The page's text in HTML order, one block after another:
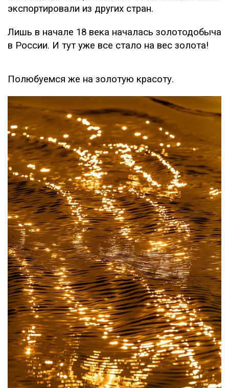
экспортировали из других стран.
Лишь в начале 18 века началась золотодобыча
в России. И тут уже все стало на вес золота!
Полюбуемся же на золотую красоту.